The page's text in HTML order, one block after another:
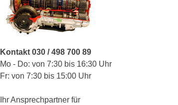
Kontakt 030 / 498 700 89
Mo - Do: von 7:30 bis 16:30 Uhr
Fr: von 7:30 bis 15:00 Uhr
Ihr Ansprechpartner für